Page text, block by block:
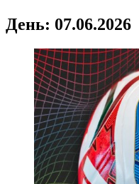
День: 07.06.2026